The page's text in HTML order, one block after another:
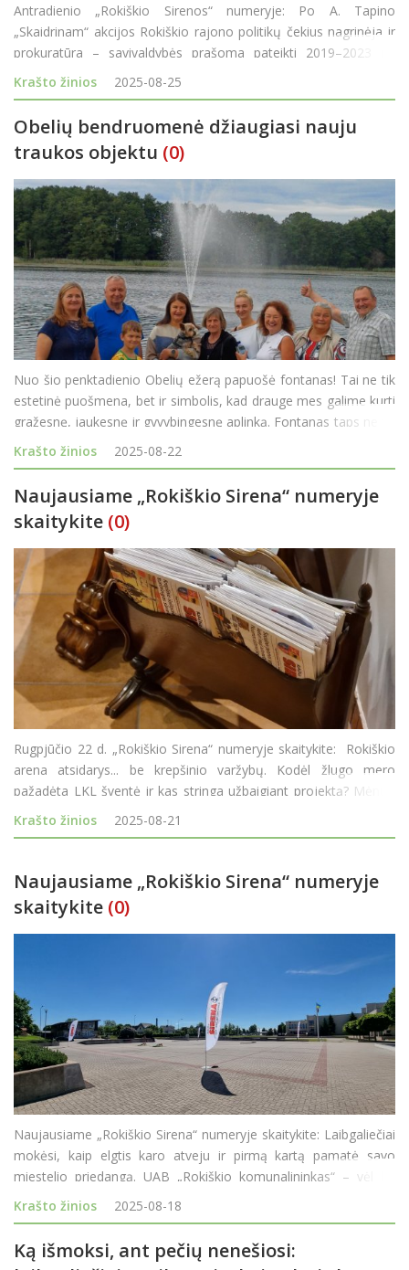
Antradienio „Rokiškio Sirenos“ numeryje: Po A. Tapino
„Skaidrinam“ akcijos Rokiškio rajono politikų čekius nagrinėja ir
prokuratūra – savivaldybės prašoma pateikti 2019–2023 m.
duomenis. Miesto Nepriklausomybės aikštės trinkeles ke
Krašto žinios 2025-08-25
Obelių bendruomenė džiaugiasi nauju
traukos objektu (0)
Nuo šio penktadienio Obelių ežerą papuošė fontanas! Tai ne tik
estetinė puošmena, bet ir simbolis, kad drauge mes galime kurti
gražesnę, jaukesnę ir gyvybingesnę aplinką. Fontanas taps ne tik
pasigrožėjimo vieta, bet ir prisidės prie ežero vandens kokybės
gerinimo. Obeliečiai n
Krašto žinios 2025-08-22
Naujausiame „Rokiškio Sirena“ numeryje
skaitykite (0)
Rugpjūčio 22 d. „Rokiškio Sirena“ numeryje skaitykite: Rokiškio
arena atsidarys... be krepšinio varžybų. Kodėl žlugo mero
pažadėta LKL šventė ir kas stringa užbaigiant projektą? Mėnuo
kovoje su invaziniais šliužais. Ar pavyko pristabdyti įsibr
Krašto žinios 2025-08-21
Naujausiame „Rokiškio Sirena“ numeryje
skaitykite (0)
Naujausiame „Rokiškio Sirena“ numeryje skaitykite: Laibgaliečiai
mokėsi, kaip elgtis karo atveju ir pirmą kartą pamatė savo
miestelio priedangą. UAB „Rokiškio komunalininkas“ – vėl be
vadovo. Direktorius Ignas Vaškelis palieka postą. Senjo
Krašto žinios 2025-08-18
Ką išmoksi, ant pečių nenešiosi: